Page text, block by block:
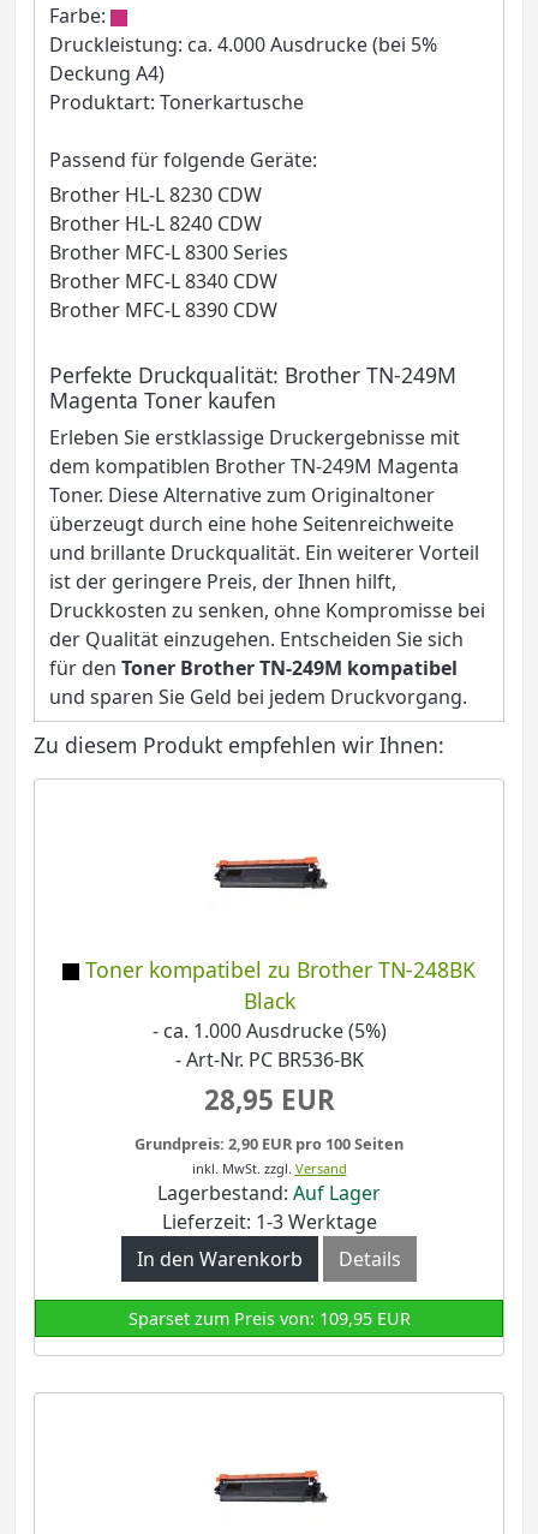
Farbe:
Druckleistung: ca. 4.000 Ausdrucke (bei 5%
Deckung A4)
Produktart: Tonerkartusche
Passend für folgende Geräte:
Brother HL-L 8230 CDW
Brother HL-L 8240 CDW
Brother MFC-L 8300 Series
Brother MFC-L 8340 CDW
Brother MFC-L 8390 CDW
Perfekte Druckqualität: Brother TN-249M
Magenta Toner kaufen
Erleben Sie erstklassige Druckergebnisse mit
dem kompatiblen Brother TN-249M Magenta
Toner. Diese Alternative zum Originaltoner
überzeugt durch eine hohe Seitenreichweite
und brillante Druckqualität. Ein weiterer Vorteil
ist der geringere Preis, der Ihnen hilft,
Druckkosten zu senken, ohne Kompromisse bei
der Qualität einzugehen. Entscheiden Sie sich
für den Toner Brother TN-249M kompatibel
und sparen Sie Geld bei jedem Druckvorgang.
Zu diesem Produkt empfehlen wir Ihnen:
Toner kompatibel zu Brother TN-248BK
Black
- ca. 1.000 Ausdrucke (5%)
- Art-Nr. PC BR536-BK
28,95 EUR
Grundpreis: 2,90 EUR pro 100 Seiten
inkl. MwSt. zzgl. Versand
Lagerbestand: Auf Lager
Lieferzeit: 1-3 Werktage
In den Warenkorb
Details
Sparset zum Preis von: 109,95 EUR